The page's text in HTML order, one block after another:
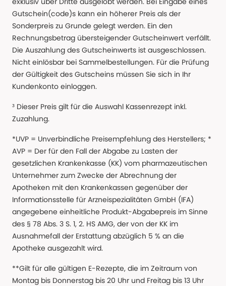
Gutschein(code)s kann ein höherer Preis als der
Sonderpreis zu Grunde gelegt werden. Ein den
Rechnungsbetrag übersteigender Gutscheinwert verfällt.
Die Auszahlung des Gutscheinwerts ist ausgeschlossen.
Nicht einlösbar bei Sammelbestellungen. Für die Prüfung
der Gültigkeit des Gutscheins müssen Sie sich in Ihr
Kundenkonto einloggen.
³ Dieser Preis gilt für die Auswahl Kassenrezept inkl.
Zuzahlung.
*UVP = Unverbindliche Preisempfehlung des Herstellers; *
AVP = Der für den Fall der Abgabe zu Lasten der
gesetzlichen Krankenkasse (KK) vom pharmazeutischen
Unternehmer zum Zwecke der Abrechnung der
Apotheken mit den Krankenkassen gegenüber der
Informationsstelle für Arzneispezialitäten GmbH (IFA)
angegebene einheitliche Produkt-Abgabepreis im Sinne
des § 78 Abs. 3 S. 1, 2. HS AMG, der von der KK im
Ausnahmefall der Erstattung abzüglich 5 % an die
Apotheke ausgezahlt wird.
**Gilt für alle gültigen E-Rezepte, die im Zeitraum von
Montag bis Donnerstag bis 20 Uhr und Freitag bis 13 Uhr